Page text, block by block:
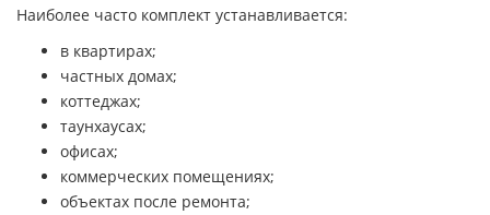
Наиболее часто комплект устанавливается:
в квартирах;
частных домах;
коттеджах;
таунхаусах;
офисах;
коммерческих помещениях;
объектах после ремонта;